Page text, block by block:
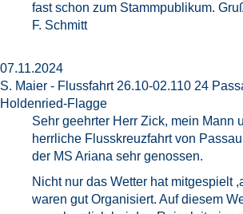
fast schon zum Stammpublikum.
F. Schmitt
07.11.2024
S. Maier - Flussfahrt 26.10-02.110 24
Holdenried-Flagge
Sehr geehrter Herr Zick, mein Mann
herrliche Flusskreuzfahrt von
der MS Ariana sehr genossen.
Nicht nur das Wetter hat mitgespielt
waren gut Organisiert. Auf diesem